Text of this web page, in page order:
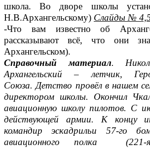
школа. Во дворе школы
Н.В.Архангельскому) Слайды №
-Что вам известно об
рассказывают всё, что они
Архангельском).
Справочный материал.
Архангельский – летчик,
Союза. Детство провёл в нашем
директором школы. Окончил
авиационную школу пилотов. С
действующей армии. К концу
командир эскадрильи 57-го
авиационного полка (221-я